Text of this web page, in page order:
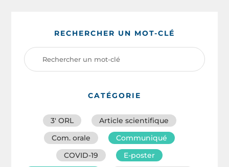
RECHERCHER UN MOT-CLÉ
CATÉGORIE
3′ ORL
Article scientifique
Com. orale
Communiqué
COVID-19
E-poster